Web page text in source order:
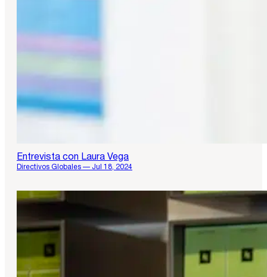
Entrevista con Laura Vega
Directivos Globales — Jul 18, 2024